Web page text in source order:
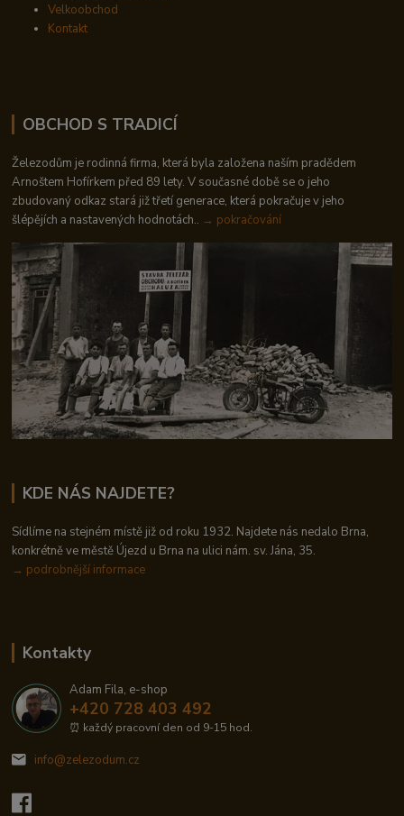
Velkoobchod
Kontakt
OBCHOD S TRADICÍ
Železodům je rodinná firma, která byla založena naším pradědem
Arnoštem Hofírkem před 89 lety. V současné době se o jeho
zbudovaný odkaz stará již třetí generace, která pokračuje v jeho
šlépějích a nastavených hodnotách.. → pokračování
KDE NÁS NAJDETE?
Sídlíme na stejném místě již od roku 1932. Najdete nás nedalo Brna,
konkrétně ve městě Újezd u Brna na ulici nám. sv. Jána, 35.
→ podrobnější informace
Kontakty
Adam Fila, e-shop
+420 728 403 492
⏰ každý pracovní den od 9-15 hod.
info@zelezodum.cz